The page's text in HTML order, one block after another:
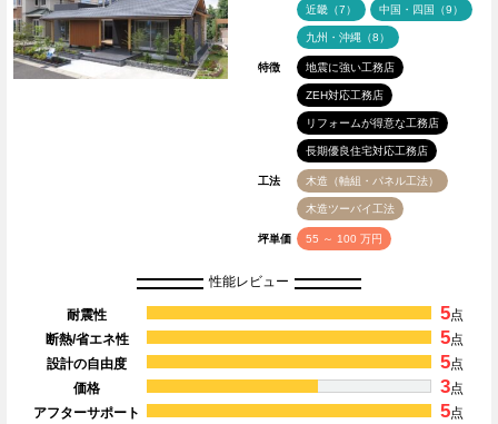
近畿（7） 中国・四国（9）
九州・沖縄（8）
特徴 地震に強い工務店
ZEH対応工務店
リフォームが得意な工務店
長期優良住宅対応工務店
工法 木造（軸組・パネル工法）
木造ツーバイ工法
坪単価 55 ～ 100 万円
性能レビュー
耐震性 5点
断熱/省エネ性
5点
設計の自由度
5点
価格
3点
アフターサポート
5点